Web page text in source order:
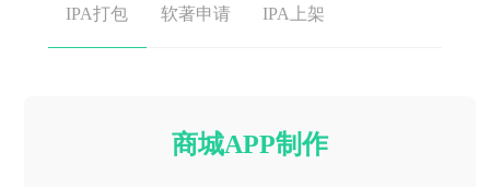
IPA打包 软著申请 IPA上架
商城APP制作